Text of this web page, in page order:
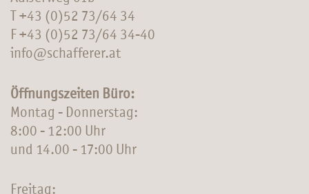
T +43 (0)52 73/64 34
F +43 (0)52 73/64 34-40
info@schafferer.at
Öffnungszeiten Büro:
Montag - Donnerstag:
8:00 - 12:00 Uhr
und 14.00 - 17:00 Uhr
Freitag: